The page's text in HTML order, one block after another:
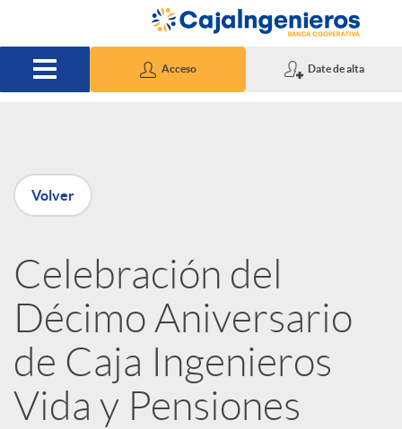
Saltar al contenido principal
Acceso Date de alta
P
u
b
l
i
Volver
Celebración del
Décimo Aniversario
de Caja Ingenieros
Vida y Pensiones